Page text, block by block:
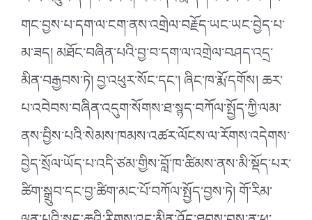
གང་བྱས་པ་དག་ལ་ངག་ནས་འགྲེལ་བརྗོད་ཡང་ཡང་བྱེད་པ་
མ་ཟད། མཐོང་བཞིན་པའི་བྱ་བ་དག་ལ་འགྲེལ་བཤད་འདྲ་
མིན་བརྒྱབས་ཏེ། བྱ་འཕུར་སོང་དང་། ཞིང་ཁ་རྨོ་དགོས། ཆར་
པ་འབེབས་བཞིན་འདུག་སོགས་ཐ་སྙད་བཀོལ་སྤྱོད་ཀྱི་ལམ་
ནས་བྱིས་པའི་སེམས་ཁམས་འཚར་ལོངས་ལ་རོགས་འདེགས་
བྱེད་སྲོལ་ཡོད་པ་འདི་ཙམ་གྱིས་བློ་ཁ་ཚིམས་ནས་མི་སྡོད་པར་
ཚིག་སྒྲུབ་དང་བྱ་ཚིག་མང་པོ་བཀོལ་སྤྱོད་བྱས་ཏེ། གོ་རིམ་